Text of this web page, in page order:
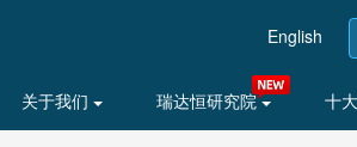
English
关于我们 瑞达恒研究院 十